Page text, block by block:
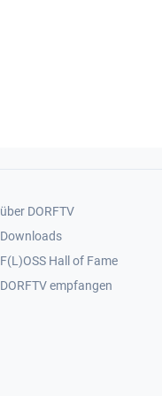
Footer 3
über DORFTV
Downloads
F(L)OSS Hall of Fame
Footer 4
DORFTV empfangen